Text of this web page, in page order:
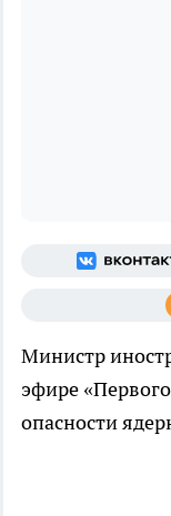
Министр
эфире
опасности